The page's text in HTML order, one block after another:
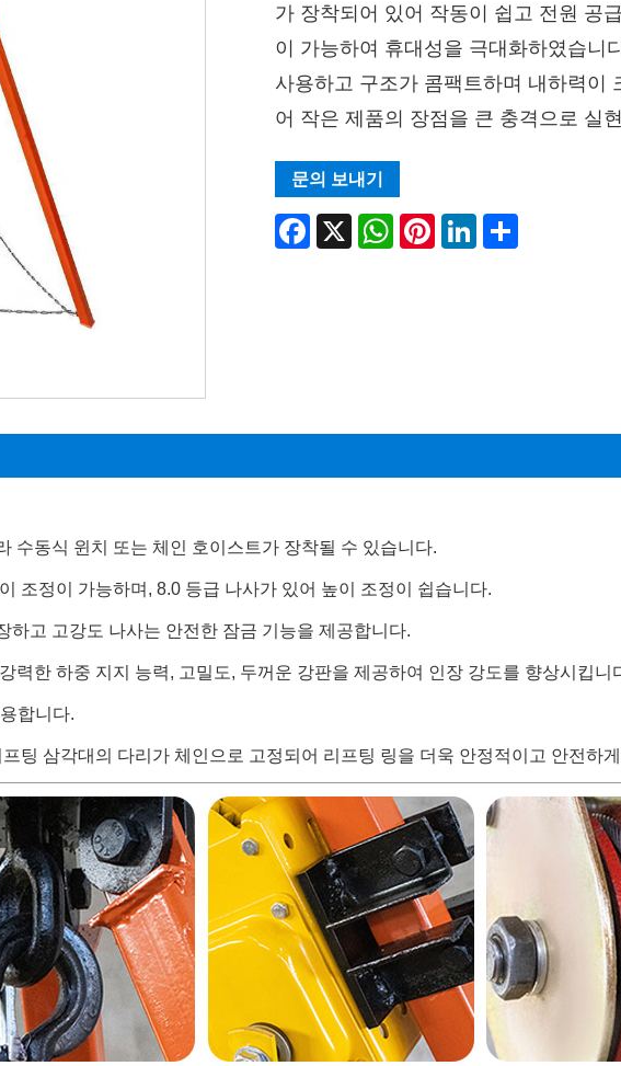
가 장착되어 있어 작동이 쉽고 전원 공
이 가능하여 휴대성을 극대화하였습니
사용하고 구조가 콤팩트하며 내하력이
어 작은 제품의 장점을 큰 충격으로 실
문의 보내기
Facebook
X WhatsAppPinterestLinkedInShare
수동식 윈치 또는 체인 호이스트가 장착될 수 있습니다.
조정이 가능하며, 8.0 등급 나사가 있어 높이 조정이 쉽습니다.
하고 고강도 나사는 안전한 잠금 기능을 제공합니다.
력한 하중 지지 능력, 고밀도, 두꺼운 강판을 제공하여 인장 강도를 향상시킵니
합니다.
팅 삼각대의 다리가 체인으로 고정되어 리프팅 링을 더욱 안정적이고 안전하